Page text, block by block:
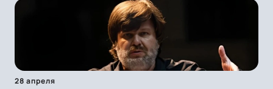
28 апреля